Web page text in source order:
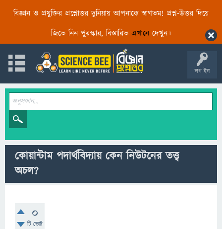
বিজ্ঞান ও প্রযুক্তির প্রশ্নোত্তর দুনিয়ায় আপনাকে স্বাগতম! প্রশ্ন-উত্তর দিয়ে
জিতে নিন পুরস্কার, বিস্তারিত এখানেদেখুন।
লগ ইন
কোয়ান্টাম পদার্থবিদ্যায় কেন নিউটনের তত্ত্ব
অচল?
0
টি ভোট